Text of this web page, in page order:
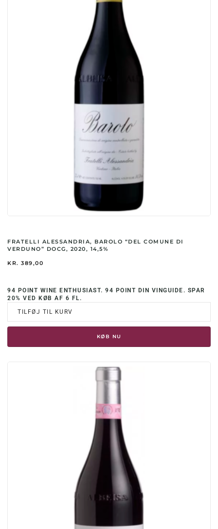
FRATELLI ALESSANDRIA, BAROLO “DEL COMUNE DI
VERDUNO” DOCG, 2020, 14,5%
KR. 389,00
94 POINT WINE ENTHUSIAST. 94 POINT DIN VINGUIDE. SPAR
20% VED KØB AF 6 FL.
TILFØJ TIL KURV
KØB NU